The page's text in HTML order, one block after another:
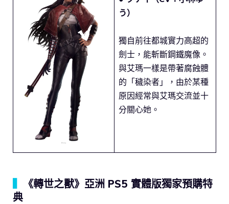
う）
獨自前往都城實力高超的
劍士，能斬斷鋼鐵魔像。
與艾瑪一樣是帶著腐蝕體
的「穢染者」，由於某種
原因經常與艾瑪交流並十
分關心她。
《轉世之獸》亞洲 PS5 實體版獨家預購特
典